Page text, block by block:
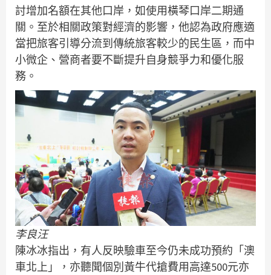
討增加名額在其他口岸，如使用橫琴口岸二期通
關。至於相關政策對經濟的影響，他認為政府應適
當把旅客引導分流到傳統旅客較少的民生區，而中
小微企、營商者要不斷提升自身競爭力和優化服
務。
李良汪
陳冰冰指出，有人反映驗車至今仍未成功預約「澳
車北上」，亦聽聞個別黃牛代搶費用高達500元亦